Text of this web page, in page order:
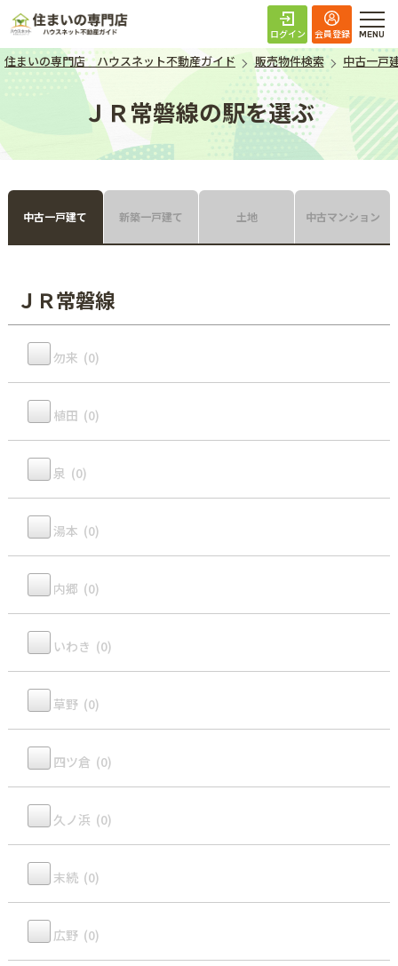
住まいの専門店 ハ
ログイン 会員登録
住まいの専門店 ハウスネット不動産ガイド 販売物件検索 中古一戸
ＪＲ常磐線の駅を選ぶ
中古一戸建て 新築一戸建て 土地 中古マンション
ＪＲ常磐線
勿来 (0)
植田 (0)
泉 (0)
湯本 (0)
内郷 (0)
いわき (0)
草野 (0)
四ツ倉 (0)
久ノ浜 (0)
末続 (0)
広野 (0)